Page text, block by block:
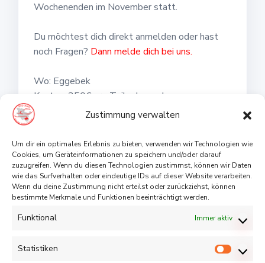
Zustimmung verwalten
Um dir ein optimales Erlebnis zu bieten, verwenden wir Technologien wie
Cookies, um Geräteinformationen zu speichern und/oder darauf
zuzugreifen. Wenn du diesen Technologien zustimmst, können wir Daten
wie das Surfverhalten oder eindeutige IDs auf dieser Website verarbeiten.
Wenn du deine Zustimmung nicht erteilst oder zurückziehst, können
bestimmte Merkmale und Funktionen beeinträchtigt werden.
Funktional Immer aktiv
Statistiken
Wochenenden im November statt.
Du möchtest dich direkt anmelden oder hast
noch Fragen? Dann melde dich bei uns.
Wo: Eggebek
Kosten: 350€ pro Teilnehmenden
Die Qualifizierung zum Sanitäter unterliegt in
Deutschland keiner Regelung, somit ist auch
eine Anerkennung immer eine Einzelfall
Entscheidung der zuständigen Führungsebene
der entsprechenden Organisation/Firma, für
welche man tätig sein möchte. Bei Fragen